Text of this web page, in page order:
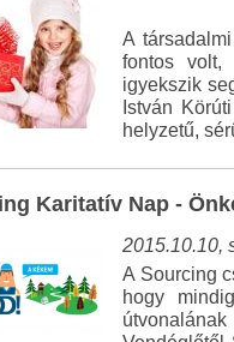
A
fontos volt,
igyekszik
István
helyzetű,
Karitatív Nap -
2015.10.10,
A Sourcing
hogy